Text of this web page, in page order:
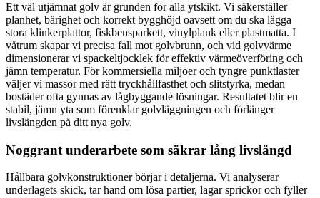
Ett väl utjämnat golv är grunden för alla ytskikt. Vi säkerställer
planhet, bärighet och korrekt bygghöjd oavsett om du ska lägga
stora klinkerplattor, fiskbensparkett, vinylplank eller plastmatta. I
våtrum skapar vi precisa fall mot golvbrunn, och vid golvvärme
dimensionerar vi spackeltjocklek för effektiv värmeöverföring och
jämn temperatur. För kommersiella miljöer och tyngre punktlaster
väljer vi massor med rätt tryckhållfasthet och slitstyrka, medan
bostäder ofta gynnas av lågbyggande lösningar. Resultatet blir en
stabil, jämn yta som förenklar golvläggningen och förlänger
livslängden på ditt nya golv.
Noggrant underarbete som säkrar lång livslängd
Hållbara golvkonstruktioner börjar i detaljerna. Vi analyserar
underlagets skick, tar hand om lösa partier, lagar sprickor och fyller